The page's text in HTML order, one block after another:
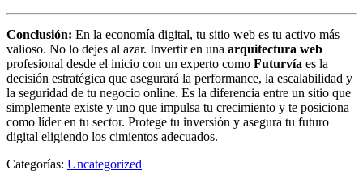
Conclusión: En la economía digital, tu sitio web es tu activo más
valioso. No lo dejes al azar. Invertir en una arquitectura web
profesional desde el inicio con un experto como Futurvía es la
decisión estratégica que asegurará la performance, la escalabilidad y
la seguridad de tu negocio online. Es la diferencia entre un sitio que
simplemente existe y uno que impulsa tu crecimiento y te posiciona
como líder en tu sector. Protege tu inversión y asegura tu futuro
digital eligiendo los cimientos adecuados.
Categorías: Uncategorized